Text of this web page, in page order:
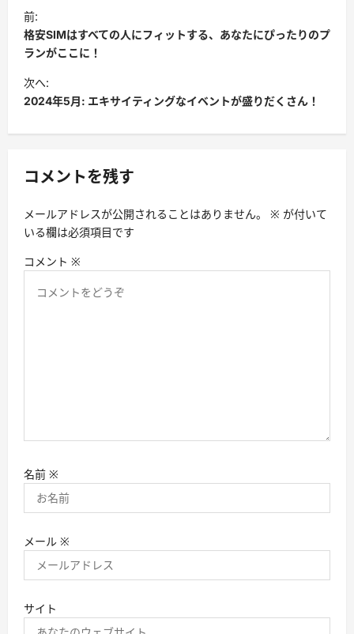
投
稿
ナ
ビ
ゲ
ー
ョ
前:
格安SIMはすべての人にフィットする、あなたにぴったりのプ
ランがここに！
次へ:
2024年5月: エキサイティングなイベントが盛りだくさん！
コメントを残す
メールアドレスが公開されることはありません。 ※ が付いて
いる欄は必須項目です
コメント ※
名前 ※
メール ※
サイト